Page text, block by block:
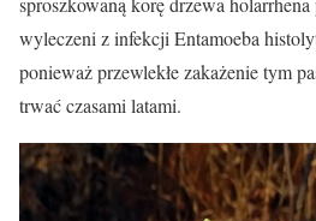
wyleczeni z infekcji Entamoeba
ponieważ przewlekłe zakażenie tym
trwać czasami latami.